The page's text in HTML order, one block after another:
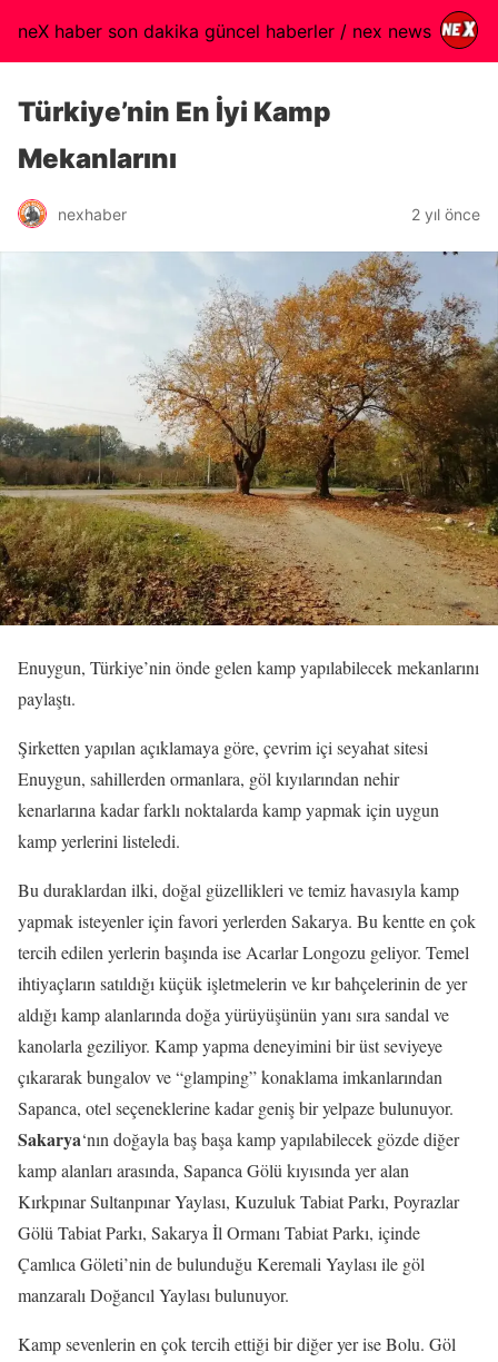
neX haber son dakika güncel haberler / nex news
Türkiye’nin En İyi Kamp
Mekanlarını
nexhaber 2 yıl önce
Enuygun, Türkiye’nin önde gelen kamp yapılabilecek mekanlarını
paylaştı.
Şirketten yapılan açıklamaya göre, çevrim içi seyahat sitesi
Enuygun, sahillerden ormanlara, göl kıyılarından nehir
kenarlarına kadar farklı noktalarda kamp yapmak için uygun
kamp yerlerini listeledi.
Bu duraklardan ilki, doğal güzellikleri ve temiz havasıyla kamp
yapmak isteyenler için favori yerlerden Sakarya. Bu kentte en çok
tercih edilen yerlerin başında ise Acarlar Longozu geliyor. Temel
ihtiyaçların satıldığı küçük işletmelerin ve kır bahçelerinin de yer
aldığı kamp alanlarında doğa yürüyüşünün yanı sıra sandal ve
kanolarla geziliyor. Kamp yapma deneyimini bir üst seviyeye
çıkararak bungalov ve “glamping” konaklama imkanlarından
Sapanca, otel seçeneklerine kadar geniş bir yelpaze bulunuyor.
Sakarya‘nın doğayla baş başa kamp yapılabilecek gözde diğer
kamp alanları arasında, Sapanca Gölü kıyısında yer alan
Kırkpınar Sultanpınar Yaylası, Kuzuluk Tabiat Parkı, Poyrazlar
Gölü Tabiat Parkı, Sakarya İl Ormanı Tabiat Parkı, içinde
Çamlıca Göleti’nin de bulunduğu Keremali Yaylası ile göl
manzaralı Doğancıl Yaylası bulunuyor.
Kamp sevenlerin en çok tercih ettiği bir diğer yer ise Bolu. Göl